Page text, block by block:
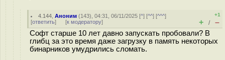
4.144 ,Аноним (143), 04:31, 06/11/2025 [^] [^^] [^^^]
[ответить] [к модератору]
+1
+ / –
Софт старше 10 лет давно запускать пробовали? В
глибц за это время даже загрузку в память некоторых
бинарников умудрились сломать.